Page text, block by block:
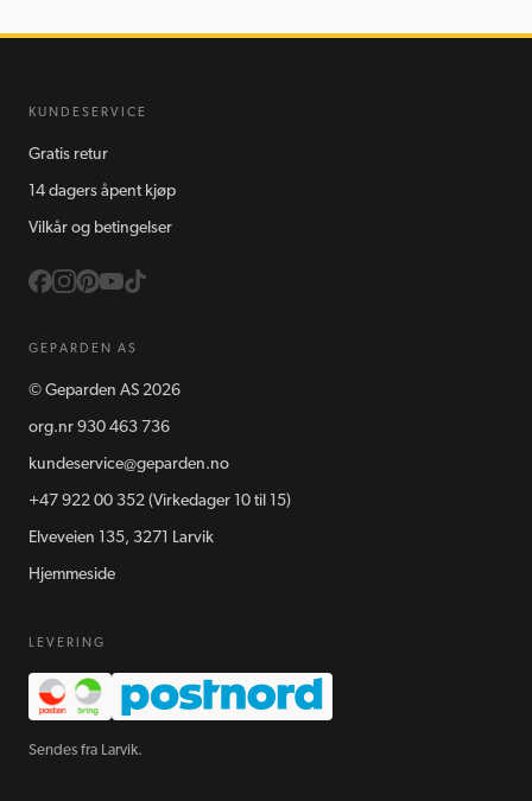
KUNDESERVICE
Gratis retur
14 dagers åpent kjøp
Vilkår og betingelser
GEPARDEN AS
© Geparden AS 2026
org.nr 930 463 736
kundeservice@geparden.no
+47 922 00 352 (Virkedager 10 til 15)
Elveveien 135, 3271 Larvik
Hjemmeside
LEVERING
Sendes fra Larvik.